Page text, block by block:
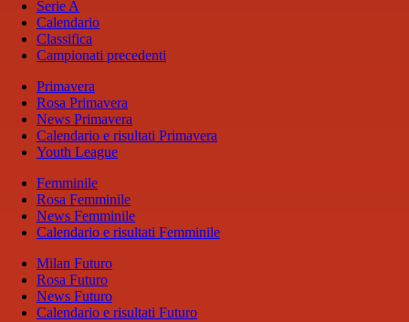
Serie A
Calendario
Classifica
Campionati precedenti
Primavera
Rosa Primavera
News Primavera
Calendario e risultati Primavera
Youth League
Femminile
Rosa Femminile
News Femminile
Calendario e risultati Femminile
Milan Futuro
Rosa Futuro
News Futuro
Calendario e risultati Futuro